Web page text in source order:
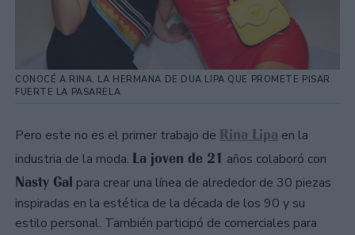
CONOCÉ A RINA, LA HERMANA DE DUA LIPA QUE PROMETE PISAR
FUERTE LA PASARELA
Pero este no es el primer trabajo de Rina Lipa en la
industria de la moda. La joven de 21 años colaboró con
Nasty Gal para crear una línea de alrededor de 30 piezas
inspiradas en la estética de la década de los 90 y su
estilo personal. También participó de comerciales para